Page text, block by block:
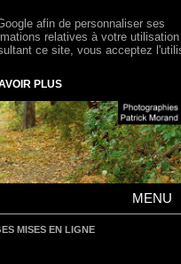
MENU
MISES EN LIGNE
afin de personnaliser ses
relatives à votre
ce site, vous acceptez
PLUS